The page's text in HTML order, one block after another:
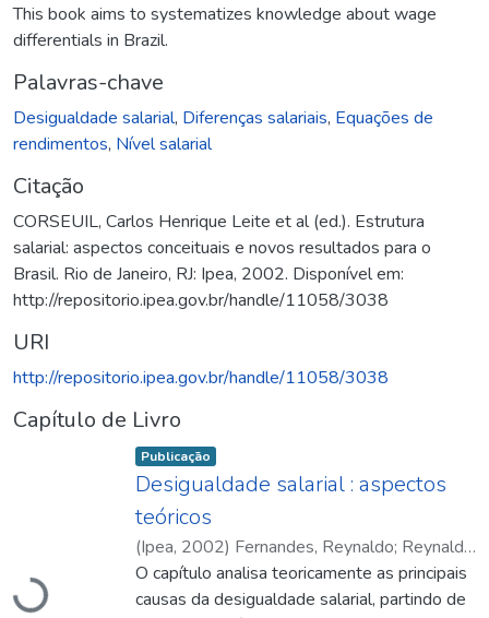
This book aims to systematizes knowledge about wage
differentials in Brazil.
Palavras-chave
Desigualdade salarial, Diferenças salariais, Equações de
rendimentos, Nível salarial
Citação
CORSEUIL, Carlos Henrique Leite et al (ed.). Estrutura
salarial: aspectos conceituais e novos resultados para o
Brasil. Rio de Janeiro, RJ: Ipea, 2002. Disponível em:
http://repositorio.ipea.gov.br/handle/11058/3038
URI
http://repositorio.ipea.gov.br/handle/11058/3038
Capítulo de Livro
Carregando...
Item type:
Publicação ,
Desigualdade salarial : aspectos
teóricos
(Ipea, 2002) Fernandes, Reynaldo; Reynaldo
Fernandes
O capítulo analisa teoricamente as principais
causas da desigualdade salarial, partindo de